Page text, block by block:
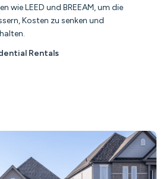
wie LEED und BREEAM, um die
Kosten zu senken und
Rentals